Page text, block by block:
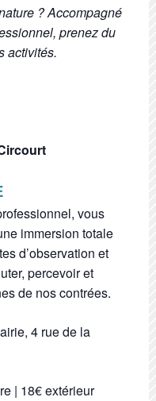
? Accompagné
prenez du
activités.
vous
immersion totale
d’observation et
percevoir et
de nos contrées.
4 rue de la
| 18€ extérieur